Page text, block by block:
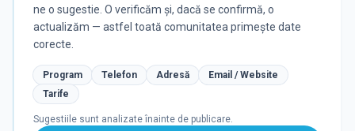
ne o sugestie. O verificăm și, dacă se confirmă, o
actualizăm — astfel toată comunitatea primește date
corecte.
Program Telefon Adresă
Email / Website
Tarife
Sugestiile sunt analizate înainte de publicare.